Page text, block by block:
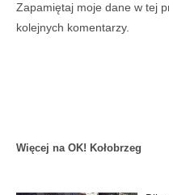
Zapamiętaj moje dane w tej
kolejnych komentarzy.
Więcej na OK! Kołobrzeg